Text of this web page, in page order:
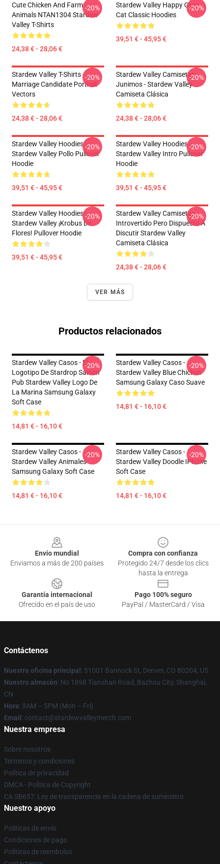
Cute Chicken And Farm
Animals NTAN1304 Stardew
Valley T-Shirts
24,38 € - 28,06 €
-20%
Stardew Valley Happy Grey
Cat Classic Hoodies
39,51 € - 45,95 €
-20%
Stardew Valley T-Shirts -
Marriage Candidate Portrait
Vectors
24,38 € - 28,06 €
-20%
Stardew Valley Camisetas -
Junimos - Stardew Valley
Camiseta Clásica
24,38 € - 28,06 €
-20%
Stardew Valley Hoodies -
Stardew Valley Pollo Pullover
Hoodie
39,51 € - 45,95 €
-20%
Stardew Valley Hoodies -
Stardew Valley Intro Pullover
Hoodie
39,51 € - 45,95 €
-20%
Stardew Valley Hoodies -
Stardew Valley ¡Krobus De
Flores! Pullover Hoodie
39,51 € - 45,95 €
-20%
Stardew Valley Camisetas -
Introvertido Pero Dispuesto A
Discutir Stardew Valley
Camiseta Clásica
24,38 € - 28,06 €
-20%
VER MÁS
Productos relacionados
Stardew Valley Casos - El
Logotipo De Stardrop Saloon
Pub Stardew Valley Logo De
La Marina Samsung Galaxy
Soft Case
14,81 € - 16,10 €
-20%
Stardew Valley Casos -
Stardew Valley Blue Chicken
Samsung Galaxy Caso Suave
14,81 € - 16,10 €
-20%
Stardew Valley Casos -
Stardew Valley Animales
Samsung Galaxy Soft Case
14,81 € - 16,10 €
-20%
Stardew Valley Casos -
Stardew Valley Doodle IPhone
Soft Case
14,81 € - 16,10 €
-20%
Envío mundial
Enviamos a más de 200 países
Compra con confianza
Protegido 24/7 desde los clics
hasta la entrega
Garantía internacional
Ofrecido en el país de uso
Pago 100% seguro
PayPal / MasterCard / Visa
Contáctenos
Nuestra oficina principal : 51001 Bannock St, Denver, CO 80204, US
Nuestro almacén: No 1898 Tianshan Road, Bazhou City, Shanghai,
CN
Hora: 9AM – 5PM (Mon – Fri)
Email : contact@stardewvalleymerch.com
Nuestra empresa
Sobre nosotros
Términos y condiciones
Política de privacidad
DMCA - Política de Copyright
CA SB657: Ley de transparencia en la cadena de suministro
Nuestro apoyo
Políticas de envío
Condiciones de pago
Políticas de reembolso